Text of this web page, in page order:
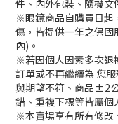
件、內外包裝、隨機文
※眼鏡商品自購買日起
傷，皆提供一年之保
內)。
※若因個人因素多次退
訂單或不再繼續為 您
與期望不符、商品±2
錯、重複下標等皆屬個
※本賣場享有所有修改